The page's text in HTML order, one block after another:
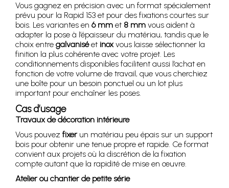
Vous gagnez en précision avec un format spécialement
prévu pour la Rapid 153 et pour des fixations courtes sur
bois. Les variantes en 6 mm et 8 mm vous aident à
adapter la pose à l’épaisseur du matériau, tandis que le
choix entre galvaniséet inoxvous laisse sélectionner la
finition la plus cohérente avec votre projet. Les
conditionnements disponibles facilitent aussi l’achat en
fonction de votre volume de travail, que vous cherchiez
une boîte pour un besoin ponctuel ou un lot plus
important pour enchaîner les poses.
Cas d’usage
Travaux de décoration intérieure
Vous pouvez fixerun matériau peu épais sur un support
bois pour obtenir une tenue propre et rapide. Ce format
convient aux projets où la discrétion de la fixation
compte autant que la rapidité de mise en œuvre.
Atelier ou chantier de petite série